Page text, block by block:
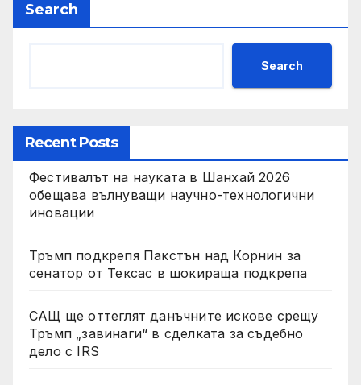
Search
Search
Recent Posts
Фестивалът на науката в Шанхай 2026
обещава вълнуващи научно-технологични
иновации
Тръмп подкрепя Пакстън над Корнин за
сенатор от Тексас в шокираща подкрепа
САЩ ще оттеглят данъчните искове срещу
Тръмп „завинаги“ в сделката за съдебно
дело с IRS